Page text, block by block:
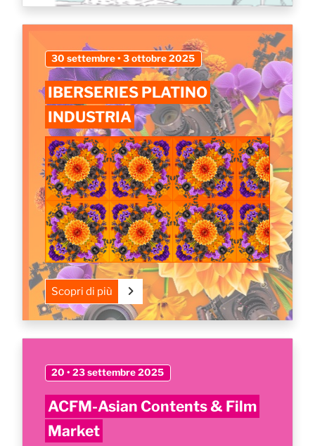
30 settembre • 3 ottobre 2025
IBERSERIES PLATINO
INDUSTRIA
Scopri di più
20 • 23 settembre 2025
ACFM-Asian Contents & Film
Market